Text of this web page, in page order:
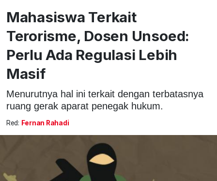
Mahasiswa Terkait
Terorisme, Dosen Unsoed:
Perlu Ada Regulasi Lebih
Masif
Menurutnya hal ini terkait dengan terbatasnya
ruang gerak aparat penegak hukum.
Red: Fernan Rahadi